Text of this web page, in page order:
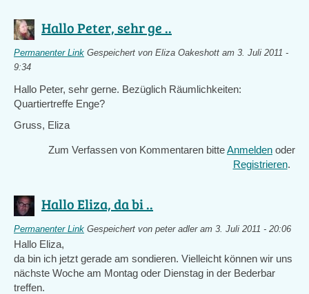
Hallo Peter, sehr ge ..
Permanenter Link Gespeichert von Eliza Oakeshott am 3. Juli 2011 -
9:34
Hallo Peter, sehr gerne. Bezüglich Räumlichkeiten:
Quartiertreffe Enge?
Gruss, Eliza
Zum Verfassen von Kommentaren bitteAnmelden oder
Registrieren.
Hallo Eliza, da bi ..
Permanenter Link Gespeichert von peter adleram 3. Juli 2011 - 20:06
Hallo Eliza,
da bin ich jetzt gerade am sondieren. Vielleicht können wir uns
nächste Woche am Montag oder Dienstag in der Bederbar
treffen.